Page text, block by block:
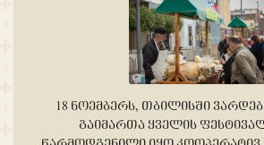
18 ᲜᲝᲔᲛᲑᲔᲠᲡ, ᲗᲑᲘᲚᲘᲡᲨᲘ
ᲒᲐᲘᲛᲐᲠᲗᲐ ᲧᲕᲔᲚᲘᲡ